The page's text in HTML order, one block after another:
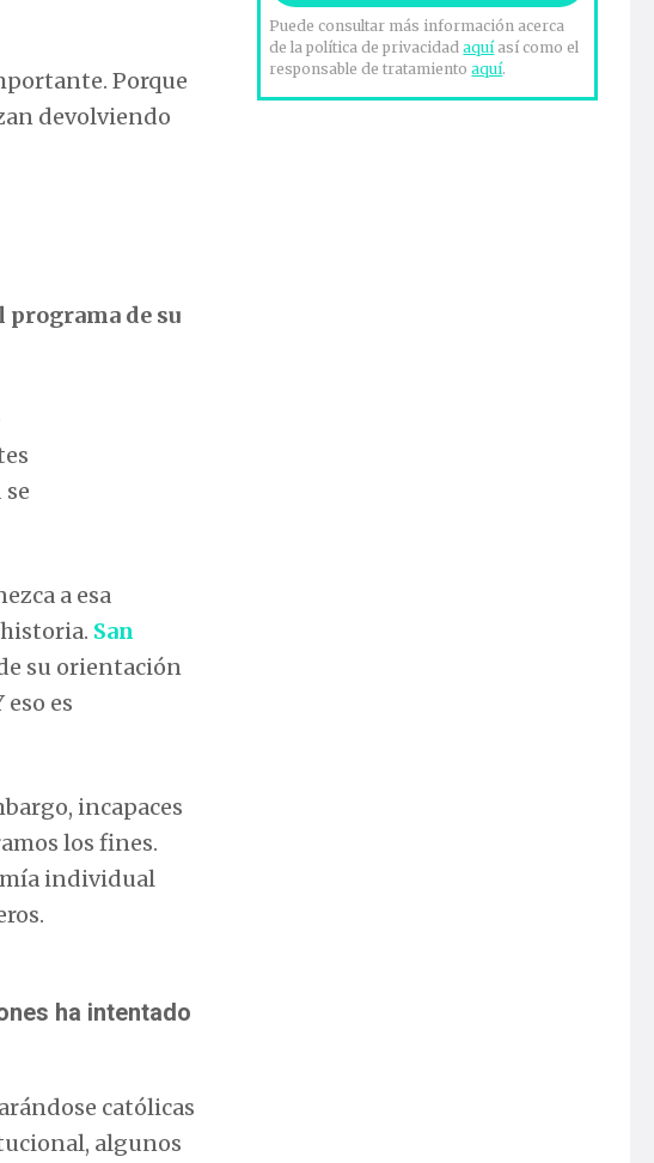
Porque
devolviendo
de su
a esa
San
su orientación
es
incapaces
los fines.
individual
ha intentado
católicas
algunos
Puede consultar más información acerca
de la política de privacidadaquíasí como el
responsable de tratamientoaquí.